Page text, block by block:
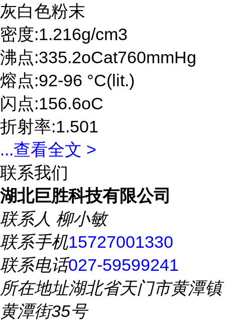
灰白色粉末
密度:1.216g/cm3
沸点:335.2oCat760mmHg
熔点:92-96 °C(lit.)
闪点:156.6oC
折射率:1.501
...查看全文 >
联系我们
湖北巨胜科技有限公司
联系人 柳小敏
联系手机15727001330
联系电话027-59599241
所在地址湖北省天门市黄潭镇
黄潭街35号